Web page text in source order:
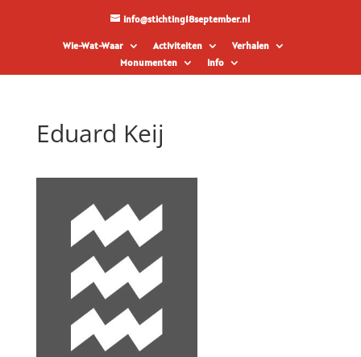
info@stichting18september.nl
Wie-Wat-Waar Activiteiten
Verhalen
Monumenten
Info
Eduard Keij